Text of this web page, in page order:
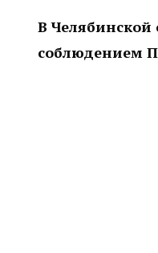
В Челябинской
соблюдением